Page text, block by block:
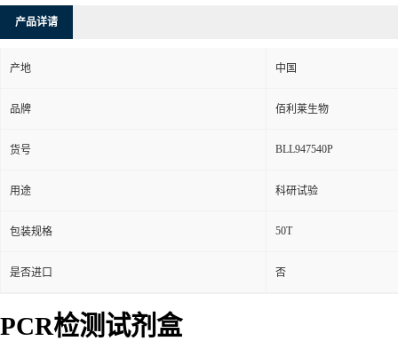
产品详请
产地 中国
品牌 佰利莱生物
货号 BLL947540P
用途 科研试验
包装规格 50T
是否进口 否
PCR检测试剂盒